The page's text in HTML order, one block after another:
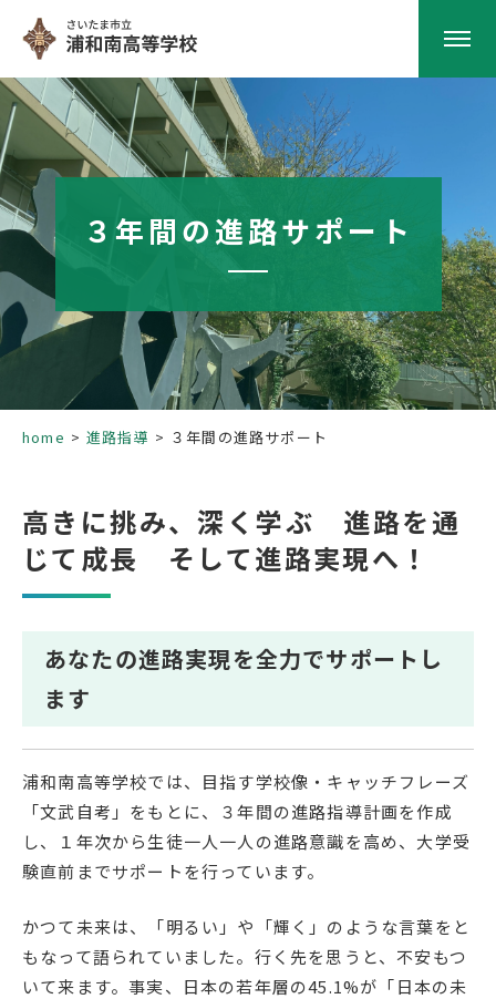
HOME
南高の教育
学校生活
部活動
受検生の方へ
保護者の方へ
本校のPTA活動
地域の皆様へ
同窓会
アクセス
お問い合わせ
３年間の進路サポート
home 進路指導 ３年間の進路サポート
高きに挑み、深く学ぶ 進路を通
じて成長 そして進路実現へ！
あなたの進路実現を全力でサポートし
ます
浦和南高等学校では、目指す学校像・キャッチフレーズ
「文武自考」をもとに、３年間の進路指導計画を作成
し、１年次から生徒一人一人の進路意識を高め、大学受
験直前までサポートを行っています。
かつて未来は、「明るい」や「輝く」のような言葉をと
もなって語られていました。行く先を思うと、不安もつ
いて来ます。事実、日本の若年層の45.1%が「日本の未